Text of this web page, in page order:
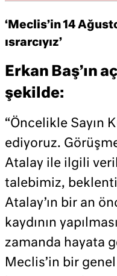
‘Meclis’in 14
ısrarcıyız’
Erkan Baş’ın
şekilde:
“Öncelikle Sayın
ediyoruz.
Atalay ile ilgili
talebimiz,
Atalay’ın bir an
kaydının
zamanda hayata
Meclis’in bir